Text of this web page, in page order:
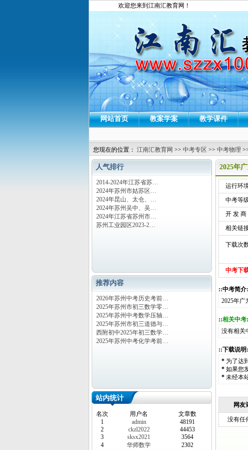
欢迎您来到江南汇教育网！
网站首页 教案学案 教学课件
您现在的位置： 江南汇教育网 >> 中考专区 >> 中考物理
人气排行
2014-2024年江苏省苏…
2024年苏州市姑苏区…
2024年昆山、太仓、…
2024年苏州吴中、吴…
2024年江苏省苏州市…
苏州工业园区2023-2…
推荐内容
2026年苏州中考历史考前…
2025年苏州市初三数学零…
2025年苏州中考数学压轴…
2025年苏州市初三道德与…
西附初中2025年初三数学…
2025年苏州中考化学考前…
站内统计
名次 用户名
文章数
1
admin
48191
2
ckzl2022
44453
3
sksx2021
3564
4
华师数学
2302
2025年
运行环
中考等
开 发 商
相关链
下载次
本
中考下
::中考简介
2025年广
::相关中考
没有相关
::下载说明
* 为了达
* 如果您
* 未经本
网友
没有任